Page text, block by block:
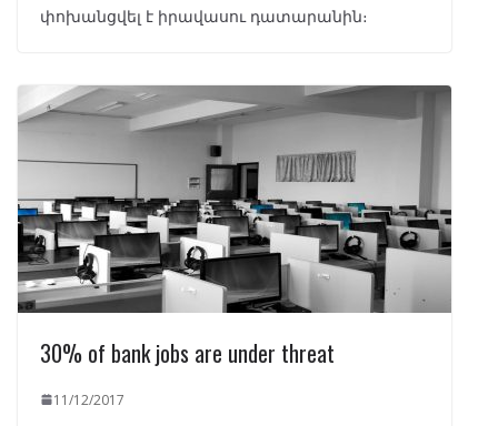
փոխանցվել է իրավասու դատարանին։
30% of bank jobs are under threat
11/12/2017